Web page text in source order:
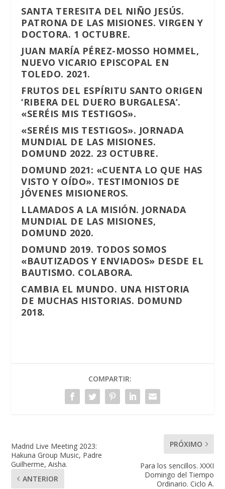
SANTA TERESITA DEL NIÑO JESÚS.
PATRONA DE LAS MISIONES. VIRGEN Y
DOCTORA. 1 OCTUBRE.
JUAN MARÍA PÉREZ-MOSSO HOMMEL,
NUEVO VICARIO EPISCOPAL EN
TOLEDO. 2021.
FRUTOS DEL ESPÍRITU SANTO ORIGEN
‘RIBERA DEL DUERO BURGALESA’.
«SERÉIS MIS TESTIGOS».
«SERÉIS MIS TESTIGOS». JORNADA
MUNDIAL DE LAS MISIONES.
DOMUND 2022. 23 OCTUBRE.
DOMUND 2021: «CUENTA LO QUE HAS
VISTO Y OÍDO». TESTIMONIOS DE
JÓVENES MISIONEROS.
LLAMADOS A LA MISIÓN. JORNADA
MUNDIAL DE LAS MISIONES,
DOMUND 2020.
DOMUND 2019. TODOS SOMOS
«BAUTIZADOS Y ENVIADOS» DESDE EL
BAUTISMO. COLABORA.
CAMBIA EL MUNDO. UNA HISTORIA
DE MUCHAS HISTORIAS. DOMUND
2018.
COMPARTIR:
Madrid Live Meeting 2023:
Hakuna Group Music, Padre
Guilherme, Aisha.
ANTERIOR
PRÓXIMO
Para los sencillos. XXXI
Domingo del Tiempo
Ordinario. Ciclo A.